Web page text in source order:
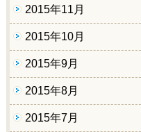
2015年11月
2015年10月
2015年9月
2015年8月
2015年7月